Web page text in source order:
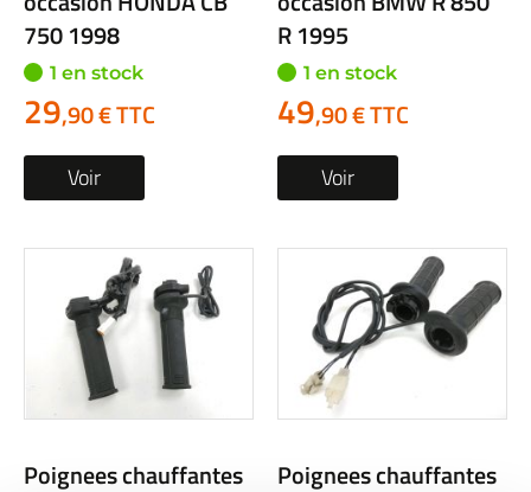
750 1998
1 en stock
29,90 € TTC
Voir
R 1995
1 en stock
49,90 € TTC
Voir
Poignees chauffantes
Poignees chauffantes